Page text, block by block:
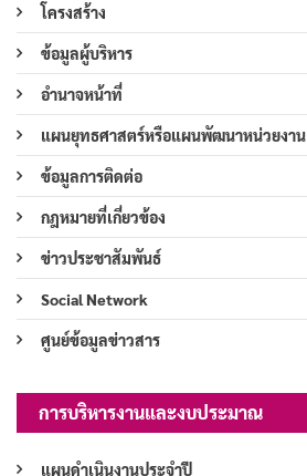
โครงสร้าง
ข้อมูลผู้บริหาร
อำนาจหน้าที่
แผนยุทธศาสตร์หรือแผนพัฒนาหน่วยงาน
ข้อมูลการติดต่อ
กฎหมายที่เกี่ยวข้อง
ข่าวประชาสัมพันธ์
Social Network
ศูนย์ข้อมูลข่าวสาร
การบริหารงานและงบประมาณ
แผนดำเนินงานประจำปี